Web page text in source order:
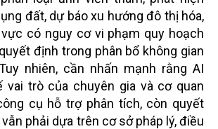
đất, dự báo xu hướng đô thị hóa,
có nguy cơ vi phạm quy hoạch
định trong phân bổ không gian
nhiên, cần nhấn mạnh rằng AI
vai trò của chuyên gia và cơ quan
cụ hỗ trợ phân tích, còn quyết
phải dựa trên cơ sở pháp lý, điều